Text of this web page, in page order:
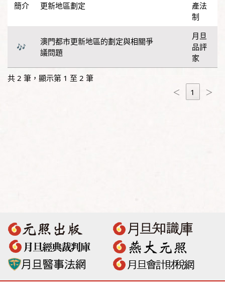
更新地區劃定
產法
制
澳門都市更新地區的劃定與相關爭
議問題
月旦
品評
家
共 2 筆，顯示第 1 至 2 筆
＜
1 ＞